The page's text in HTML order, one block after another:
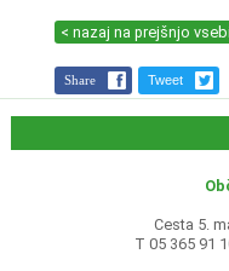
< nazaj na prejšnjo
Share Tweet
Cesta 5.
T 05 365 91